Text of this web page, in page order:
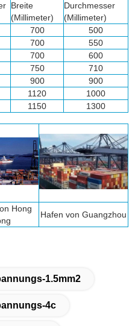
Breite
(Millimeter)
Durchmesser
(Millimeter)
700
500
700
550
700
600
750
710
900
900
1120
1000
1150
1300
Hong
Hafen von Guangzhou
1.5mm2
4c